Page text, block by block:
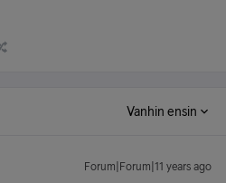
Vanhin ensin
Forum|Forum|11 years ago